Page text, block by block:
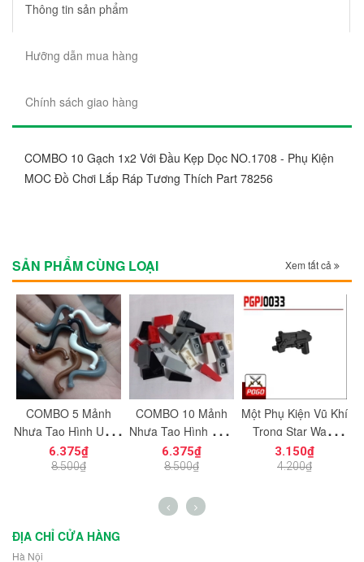
Thông tin sản phẩm
Hưỡng dẫn mua hàng
Chính sách giao hàng
COMBO 10 Gạch 1x2 Với Đầu Kẹp Dọc NO.1708 - Phụ Kiện
MOC Đồ Chơi Lắp Ráp Tương Thích Part 78256
SẢN PHẨM CÙNG LOẠI Xem tất cả
COMBO 5 Mảnh
Nhựa Tạo Hình Uống
Cong Dùng Cho Mô
Hình Nhân Vật Mini
6.375₫
8.500₫
COMBO 10 Mảnh
Nhựa Tạo Hình Trơn
Vát Dọc 1x2
NO.1725 Đồ Chơi
6.375₫
8.500₫
Một Phụ Kiện Vũ Khí
Trong Star Wars
PGPJ0033 NO.1198
- Phụ Kiện MOC
3.150₫
4.200₫
ĐỊA CHỈ CỬA HÀNG
Hà Nội